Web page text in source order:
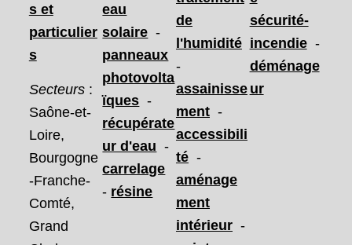
s et
particulier
s
Secteurs :
Saône-et-
Loire,
Bourgogne
-Franche-
Comté,
Grand
eau
solaire -
panneaux
photovolta
ïques -
récupérate
ur d'eau -
carrelage
- résine
de
l'humidité
-
assainisse
ment -
accessibili
té -
aménage
ment
intérieur -
sécurité-
incendie -
déménage
ur